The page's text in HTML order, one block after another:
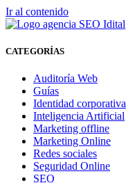
Ir al contenido
CATEGORÍAS
Auditoría Web
Guías
Identidad corporativa
Inteligencia Artificial
Marketing offline
Marketing Online
Redes sociales
Seguridad Online
SEO